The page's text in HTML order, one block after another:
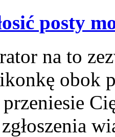
posty
na to
obok